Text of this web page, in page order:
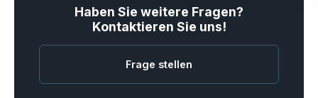
Haben Sie weitere Fragen?
Kontaktieren Sie uns!
Frage stellen